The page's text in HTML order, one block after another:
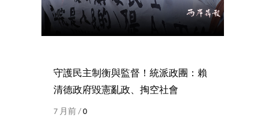
守護民主制衡與監督！統派政團：賴
清德政府毀憲亂政、掏空社會
7 月前 /0